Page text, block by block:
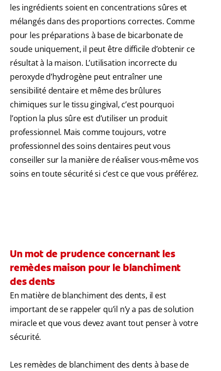
les ingrédients soient en concentrations sûres et
mélangés dans des proportions correctes. Comme
pour les préparations à base de bicarbonate de
soude uniquement, il peut être difficile d’obtenir ce
résultat à la maison. L’utilisation incorrecte du
peroxyde d’hydrogène peut entraîner une
sensibilité dentaire et même des brûlures
chimiques sur le tissu gingival, c’est pourquoi
l’option la plus sûre est d’utiliser un produit
professionnel. Mais comme toujours, votre
professionnel des soins dentaires peut vous
conseiller sur la manière de réaliser vous-même vos
soins en toute sécurité si c’est ce que vous préférez.
Un mot de prudence concernant les
remèdes maison pour le blanchiment
des dents
En matière de blanchiment des dents, il est
important de se rappeler qu’il n’y a pas de solution
miracle et que vous devez avant tout penser à votre
sécurité.
Les remèdes de blanchiment des dents à base de